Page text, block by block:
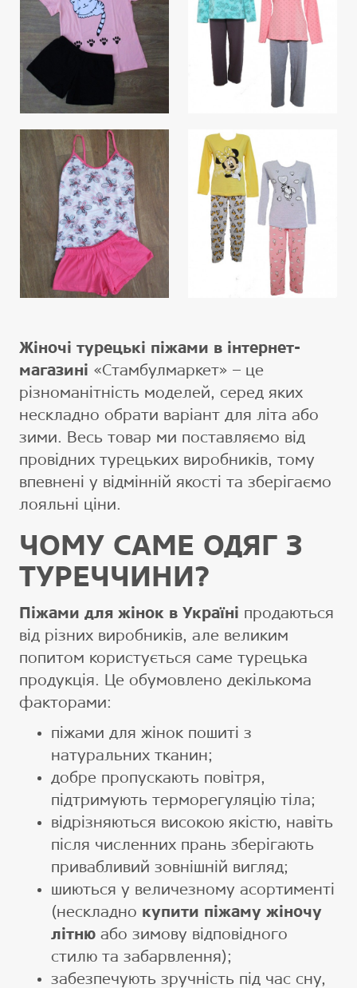
Жіночі турецькі піжами в інтернет-
магазині «Стамбулмаркет» – це
різноманітність моделей, серед яких
нескладно обрати варіант для літа або
зими. Весь товар ми поставляємо від
провідних турецьких виробників, тому
впевнені у відмінній якості та зберігаємо
лояльні ціни.
ЧОМУ САМЕ ОДЯГ З
ТУРЕЧЧИНИ?
Піжами для жінок в Україні продаються
від різних виробників, але великим
попитом користується саме турецька
продукція. Це обумовлено декількома
факторами:
піжами для жінок пошиті з
натуральних тканин;
добре пропускають повітря,
підтримують терморегуляцію тіла;
відрізняються високою якістю, навіть
після численних прань зберігають
привабливий зовнішній вигляд;
шиються у величезному асортименті
(нескладно купити піжаму жіночу
літню або зимову відповідного
стилю та забарвлення);
забезпечують зручність під час сну,